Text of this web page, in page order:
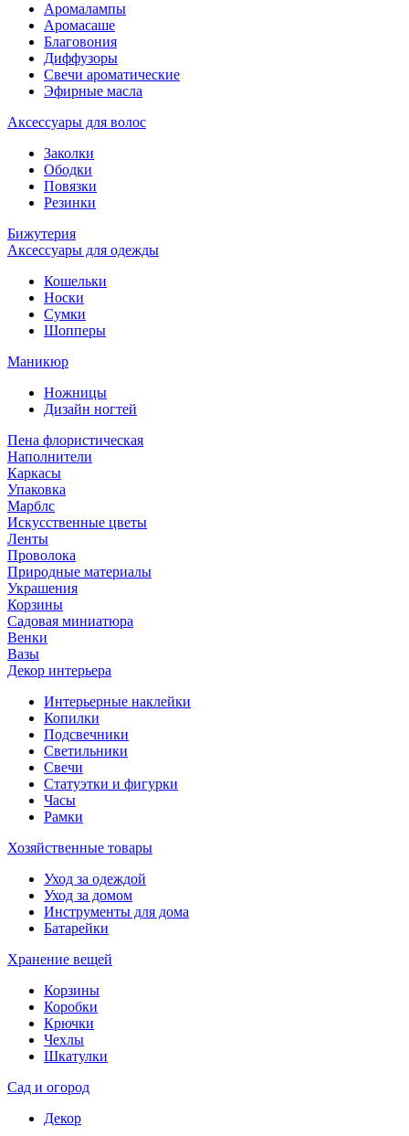
Аромалампы
Аромасаше
Благовония
Диффузоры
Свечи ароматические
Эфирные масла
Аксессуары для волос
Заколки
Ободки
Повязки
Резинки
Бижутерия
Аксессуары для одежды
Кошельки
Носки
Сумки
Шопперы
Маникюр
Ножницы
Дизайн ногтей
Пена флористическая
Наполнители
Каркасы
Упаковка
Марблс
Искусственные цветы
Ленты
Проволока
Природные материалы
Украшения
Корзины
Садовая миниатюра
Венки
Вазы
Декор интерьера
Интерьерные наклейки
Копилки
Подсвечники
Светильники
Свечи
Статуэтки и фигурки
Часы
Рамки
Хозяйственные товары
Уход за одеждой
Уход за домом
Инструменты для дома
Батарейки
Хранение вещей
Корзины
Коробки
Крючки
Чехлы
Шкатулки
Сад и огород
Декор